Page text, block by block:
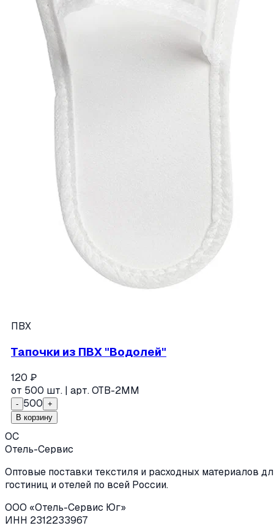
ПВХ
Тапочки из ПВХ "Водолей"
120 ₽
от 500 шт. | арт.ОТВ-2ММ
- 500 +
В корзину
ОС
Отель-Сервис
Оптовые поставки текстиля и расходных материалов
гостиниц и отелей по всей России.
ООО «Отель-Сервис Юг»
ИНН 2312233967